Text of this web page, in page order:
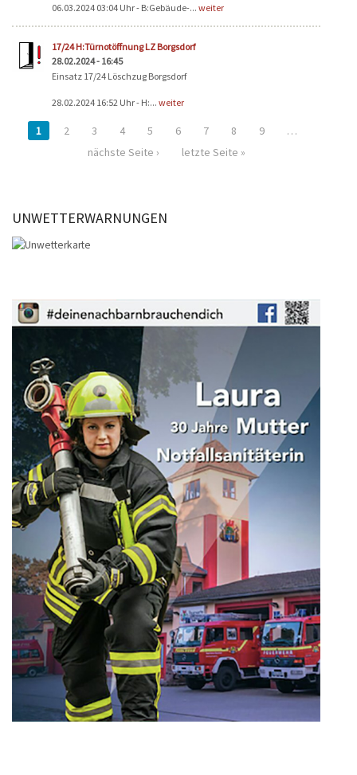
06.03.2024 03:04 Uhr - B:Gebäude-... weiter
17/24 H:Türnotöffnung LZ Borgsdorf
28.02.2024 - 16:45
Einsatz 17/24 Löschzug Borgsdorf
28.02.2024 16:52 Uhr - H:... weiter
1 2 3 4 5 6 7 8 9
…
nächste Seite ›
letzte Seite »
UNWETTERWARNUNGEN